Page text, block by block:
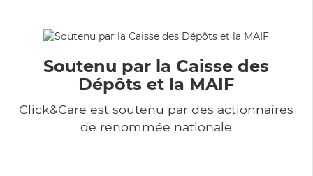
Soutenu par la Caisse des
Dépôts et la MAIF
Click&Care est soutenu par des actionnaires
de renommée nationale